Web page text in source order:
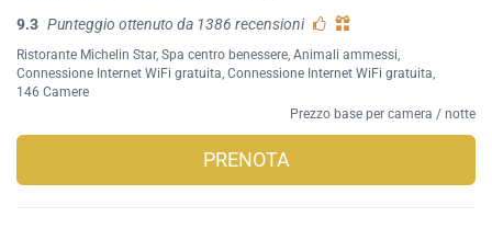
9.3 Punteggio ottenuto da 1386 recensioni
Ristorante Michelin Star, Spa centro benessere, Animali ammessi,
Connessione Internet WiFi gratuita, Connessione Internet WiFi gratuita,
146 Camere
Prezzo base per camera / notte
PRENOTA